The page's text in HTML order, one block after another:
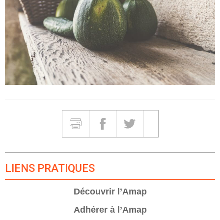
ImprimerPartager sur Facebook
Partager sur Twitter
LIENS PRATIQUES
Découvrir l’Amap
Adhérer à l’Amap